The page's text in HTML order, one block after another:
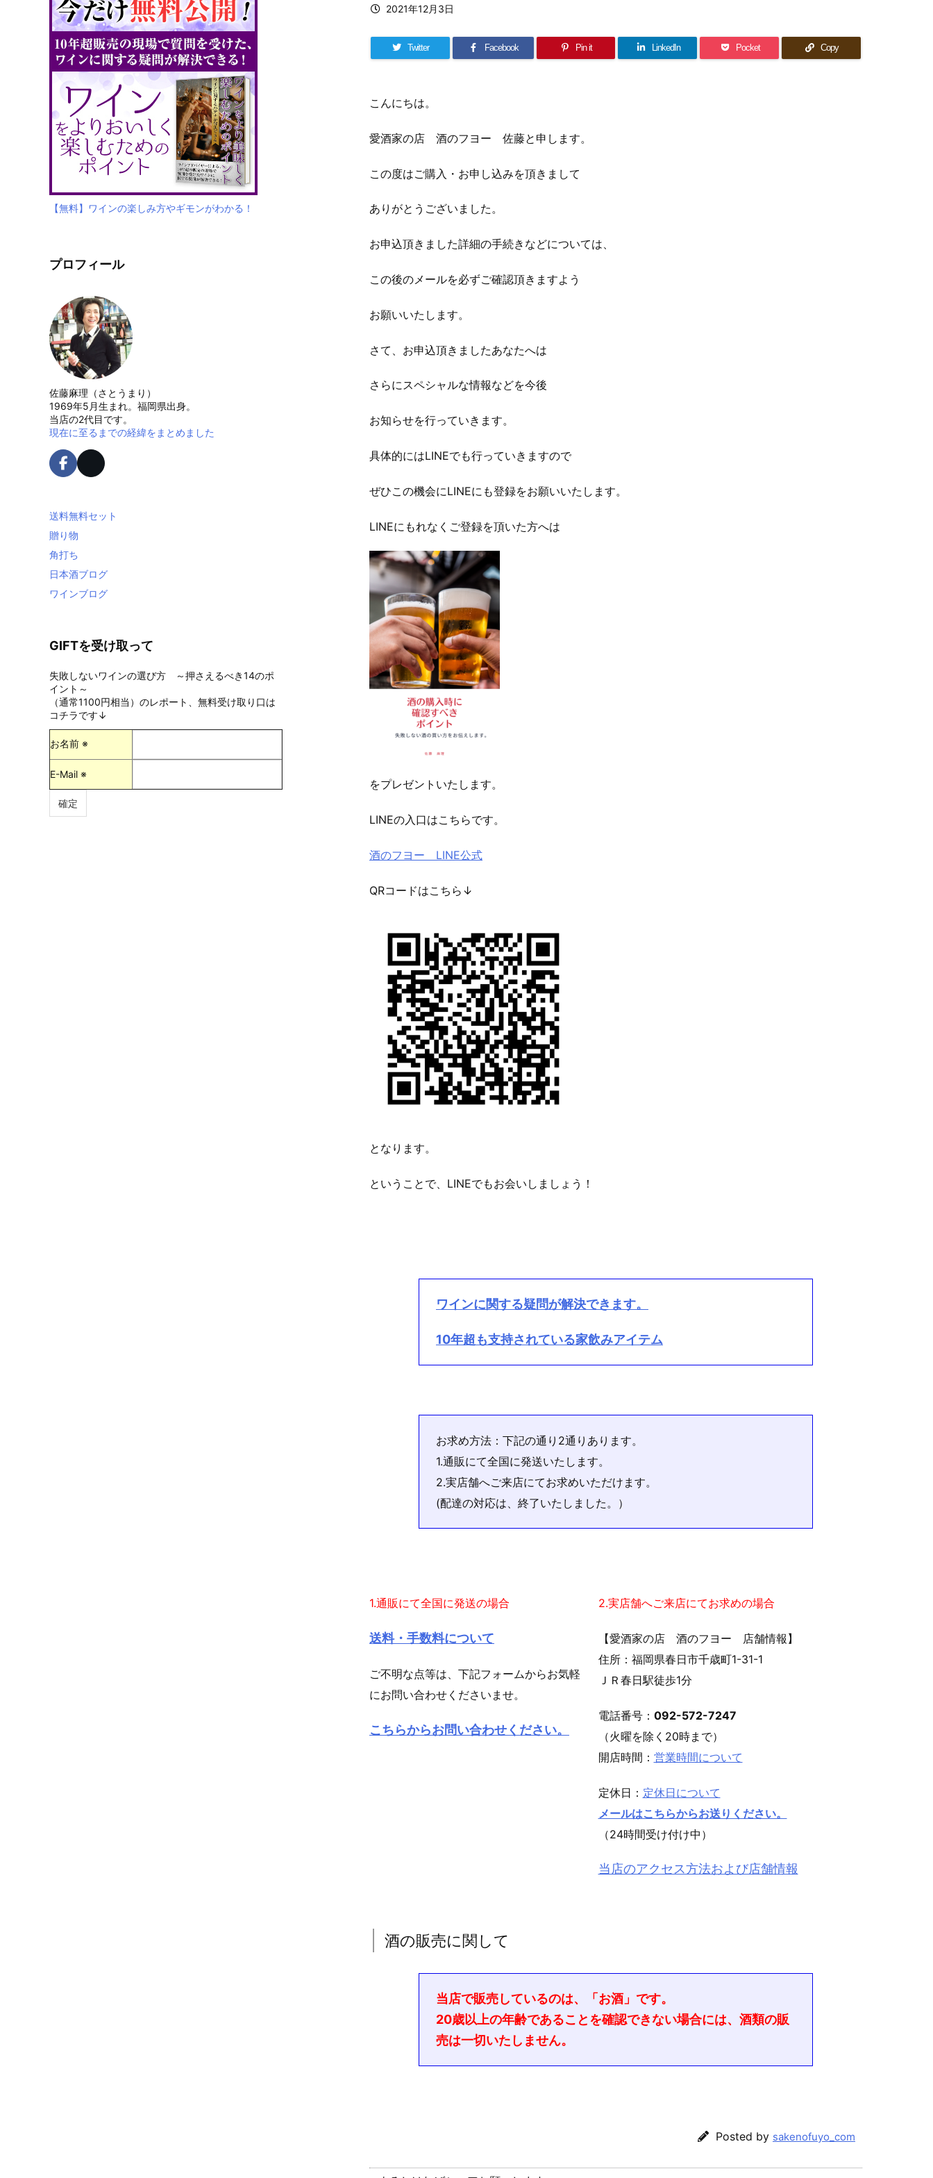
2021年12月3日
Twitter Facebook Pin it LinkedIn Pocket Copy
こんにちは。
愛酒家の店 酒のフヨー 佐藤と申します。
この度はご購入・お申し込みを頂きまして
ありがとうございました。
お申込頂きました詳細の手続きなどについては、
この後のメールを必ずご確認頂きますよう
お願いいたします。
さて、お申込頂きましたあなたへは
さらにスペシャルな情報などを今後
お知らせを行っていきます。
具体的にはLINEでも行っていきますので
ぜひこの機会にLINEにも登録をお願いいたします。
LINEにもれなくご登録を頂いた方へは
をプレゼントいたします。
LINEの入口はこちらです。
酒のフヨー LINE公式
QRコードはこちら↓
となります。
ということで、LINEでもお会いしましょう！
ワインに関する疑問が解決できます。
10年超も支持されている家飲みアイテム
お求め方法：下記の通り2通りあります。
1.通販にて全国に発送いたします。
2.実店舗へご来店にてお求めいただけます。
(配達の対応は、終了いたしました。）
1.通販にて全国に発送の場合
送料・手数料について
ご不明な点等は、下記フォームからお気軽
にお問い合わせくださいませ。
こちらからお問い合わせください。
2.実店舗へご来店にてお求めの場合
【愛酒家の店 酒のフヨー 店舗情報】
住所：福岡県春日市千歳町1-31-1
ＪＲ春日駅徒歩1分
電話番号： 092-572-7247
（火曜を除く20時まで）
開店時間： 営業時間について
定休日： 定休日について
メールはこちらからお送りください。
（24時間受け付け中）
当店のアクセス方法および店舗情報
酒の販売に関して
当店で販売しているのは、「お酒」です。
20歳以上の年齢であることを確認できない場合には、酒類の販
売は一切いたしません。
Posted by sakenofuyo_com
【無料】ワインの楽しみ方やギモンがわかる！
プロフィール
佐藤麻理（さとうまり）
1969年5月生まれ。福岡県出身。
当店の2代目です。
現在に至るまでの経緯をまとめました
送料無料セット
贈り物
角打ち
日本酒ブログ
ワインブログ
GIFTを受け取って
失敗しないワインの選び方 ～押さえるべき14のポ
イント～
（通常1100円相当）のレポート、無料受け取り口は
コチラです↓
お名前 ※
E-Mail ※